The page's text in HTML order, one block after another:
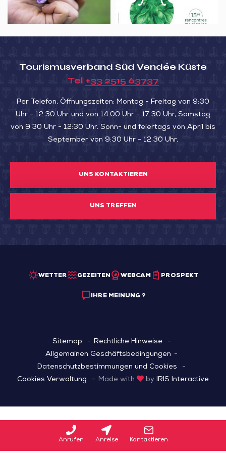
Anrufen Anreise Kontaktieren
coin,
William
Richard
de
Lalande
et
les
demoiselles
Lalande,
la
Tourismusverband Süd Vendée Küste
Tel +33 2515 63737
Per Telefon, Öffnungszeiten: Montag - Freitag von 9:30
Uhr - 12:30 Uhr und von 14:00 Uhr - 17:30 Uhr, Samstag
von 9:30 Uhr - 12:30 Uhr. Sonn- und feiertags von April bis
September von 9:30 Uhr - 12:30 Uhr.
UNS KONTAKTIEREN
UNS TREFFEN
WETTER GEZEITEN WEBCAM PROSPEKT
IHRE MEINUNG ?
Sitemap
Rechtliche Hinweise
Allgemainen Geschäftsbedingungen
Datenschutzbestimmungen und Cookies
Cookies Verwaltung
Made with by IRIS Interactive